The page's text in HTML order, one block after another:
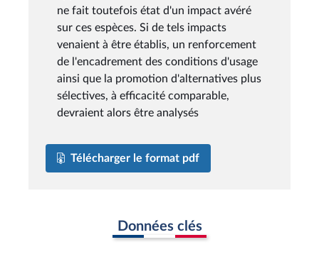
ne fait toutefois état d'un impact avéré
sur ces espèces. Si de tels impacts
venaient à être établis, un renforcement
de l'encadrement des conditions d'usage
ainsi que la promotion d'alternatives plus
sélectives, à efficacité comparable,
devraient alors être analysés
Télécharger le format pdf
Données clés